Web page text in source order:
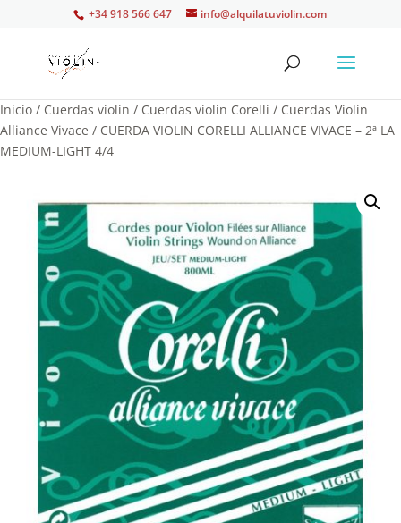
+34 918 566 647 info@alquilatuviolin.com
Inicio / Cuerdas violin / Cuerdas violin Corelli / Cuerdas Violin
Alliance Vivace / CUERDA VIOLIN CORELLI ALLIANCE VIVACE – 2ª LA
MEDIUM-LIGHT 4/4